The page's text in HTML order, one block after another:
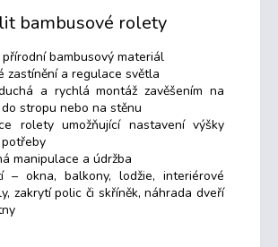
bambusové rolety
bambusový materiál
zastínění a regulace světla
a rychlá montáž zavěšením na
stropu nebo na stěnu
rolety umožňující nastavení výšky
manipulace a údržba
– okna, balkony, lodžie, interiérové
zakrytí polic či skříněk, náhrada dveří